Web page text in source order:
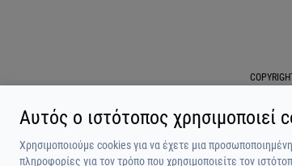
Αυτός ο ιστότοπος χρησιμοποιεί
Χρησιμοποιούμε cookies για να έχετε μια
πληροφορίες για τον τρόπο που χρησιμοποιείτε τον